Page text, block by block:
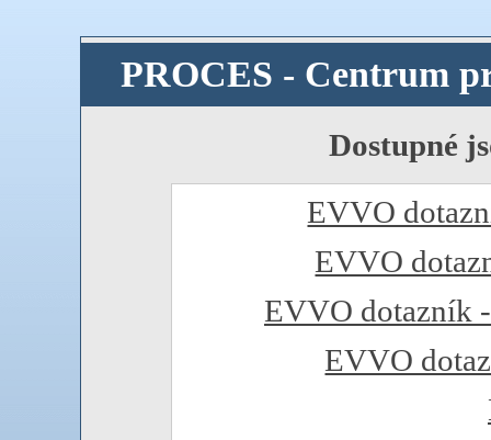
PROCES - Centrum
Dostupné
EVVO
EVVO
EVVO dotazník
EVVO